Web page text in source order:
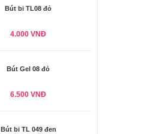
Bút bi TL08 đỏ
4.000 VNĐ
Bút Gel 08 đỏ
6.500 VNĐ
Bút bi TL 049 đen